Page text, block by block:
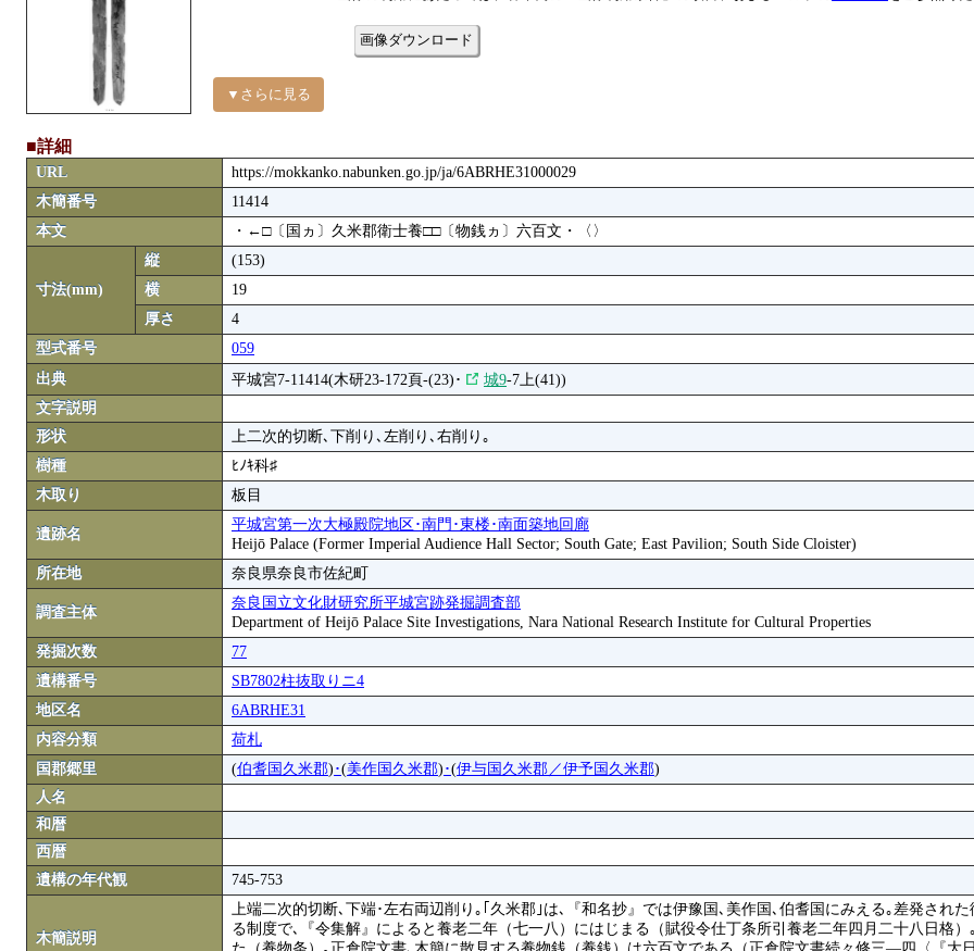
▼さらに見る
画像ダウンロード
■詳細
URL
https://mokkanko.nabunken.go.jp/ja/6ABRHE31000029
木簡番号
11414
本文
・←□〔国ヵ〕久米郡衛士養□□〔物銭ヵ〕六百文・〈〉
寸法(mm)
縦
(153)
横
19
厚さ
4
型式番号
059
出典
平城宮7-11414(木研23-172頁-(23)･ 城9-7上(41))
文字説明
形状
上二次的切断､下削り､左削り､右削り｡
樹種
ﾋﾉｷ科♯
木取り
板目
遺跡名
平城宮第一次大極殿院地区･南門･東楼･南面築地回廊
Heijō Palace (Former Imperial Audience Hall Sector; South Gate; East Pavilion; South Side Cloister)
所在地
奈良県奈良市佐紀町
調査主体
奈良国立文化財研究所平城宮跡発掘調査部
Department of Heijō Palace Site Investigations, Nara National Research Institute for Cultural Properties
発掘次数
77
遺構番号
SB7802柱抜取りニ4
地区名
6ABRHE31
内容分類
荷札
国郡郷里
(伯耆国久米郡) ･(美作国久米郡) ･(伊与国久米郡／伊予国久米郡)
人名
和暦
西暦
遺構の年代観
745-753
木簡説明
上端二次的切断､下端･左右両辺削り｡｢久米郡｣は､『和名抄』では伊豫国､美作国､伯耆国にみえる｡差発さ
る制度で､『令集解』によると養老二年（七一八）にはじまる（賦役令仕丁条所引養老二年四月二十八日格